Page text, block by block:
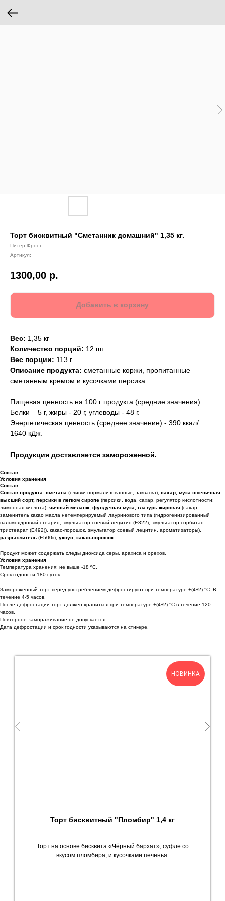
Торт бисквитный "Сметанник домашний" 1,35 кг.
Питер Фрост
Артикул:
1300,00 р.
Добавить в корзину
Вес: 1,35 кг
Количество порций: 12 шт.
Вес порции: 113 г
Описание продукта: сметанные коржи, пропитанные
сметанным кремом и кусочками персика.
Пищевая ценность на 100 г продукта (средние значения):
Белки – 5 г, жиры - 20 г, углеводы - 48 г.
Энергетическая ценность (среднее значение) - 390 ккал/
1640 кДж.
Продукция доставляется замороженной.
Состав
Условия хранения
Состав
Состав продукта: сметана (сливки нормализованные, закваска), сахар, мука пшеничная
высший сорт, персики в легком сиропе (персики, вода, сахар, регулятор кислотности:
лимонная кислота), яичный меланж, фундучная мука, глазурь жировая (сахар,
заменитель какао масла нетемперируемый лауринового типа (гидрогенизированный
пальмоядровый стеарин, эмульгатор соевый лецитин (Е322), эмульгатор сорбитан
тристеарат (Е492)), какао-порошок, эмульгатор соевый лецитин, ароматизаторы),
разрыхлитель (Е500ii), уксус, какао-порошок.
Продукт может содержать следы диоксида серы, арахиса и орехов.
Условия хранения
Температура хранения: не выше -18 ºС.
Срок годности 180 суток.
Замороженный торт перед употреблением дефростируют при температуре +(4±2) °С. В
течение 4-5 часов.
После дефростации торт должен храниться при температуре +(4±2) °С в течение 120
часов.
Повторное замораживание не допускается.
Дата дефростации и срок годности указываются на стикере.
НОВИНКА
Торт бисквитный "Пломбир" 1,4 кг
Торт на основе бисквита «Чёрный бархат», суфле со
вкусом пломбира, и кусочками печенья.